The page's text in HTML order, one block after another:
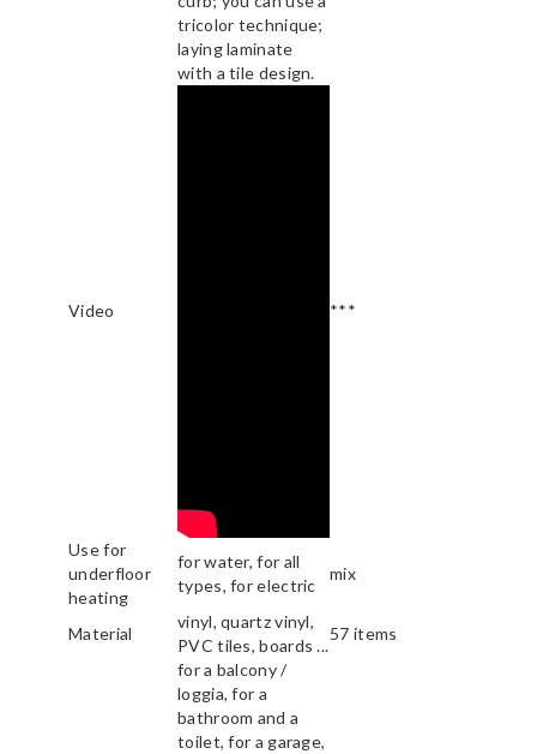
tricolor technique;
laying laminate
with a tile design.
Video ***
Use for
underfloor
heating
for water, for all
types, for electric
mix
Material
vinyl, quartz vinyl,
PVC tiles, boards ...
57 items
for a balcony /
loggia, for a
bathroom and a
toilet, for a garage,